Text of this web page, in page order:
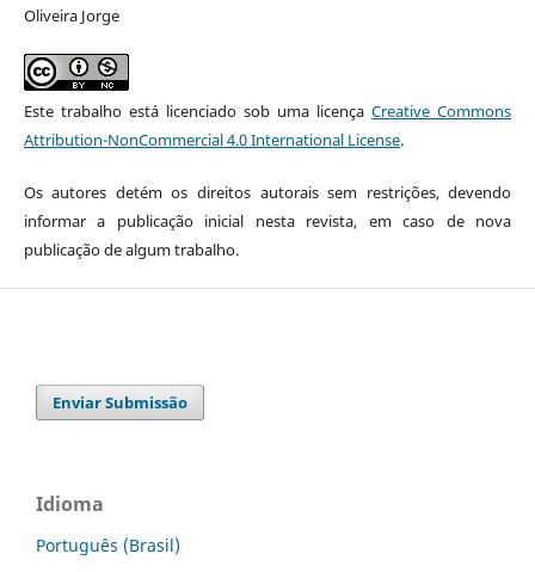
Oliveira Jorge
Este trabalho está licenciado sob uma licençaCreative Commons
Attribution-NonCommercial 4.0 International License.
Os autores detém os direitos autorais sem restrições, devendo
informar a publicação inicial nesta revista, em caso de nova
publicação de algum trabalho.
Enviar Submissão
Idioma
Português (Brasil)